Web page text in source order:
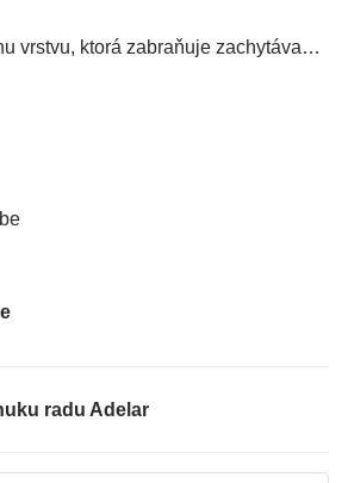
vrstvu, ktorá zabraňuje zachytávaniu
radu Adelar